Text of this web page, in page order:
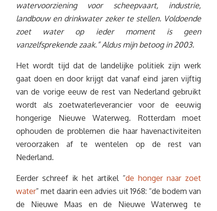
watervoorziening voor scheepvaart, industrie,
landbouw en drinkwater zeker te stellen. Voldoende
zoet water op ieder moment is geen
vanzelfsprekende zaak.” Aldus mijn betoog in 2003.
Het wordt tijd dat de landelijke politiek zijn werk
gaat doen en door krijgt dat vanaf eind jaren vijftig
van de vorige eeuw de rest van Nederland gebruikt
wordt als zoetwaterleverancier voor de eeuwig
hongerige Nieuwe Waterweg. Rotterdam moet
ophouden de problemen die haar havenactiviteiten
veroorzaken af te wentelen op de rest van
Nederland.
Eerder schreef ik het artikel “de honger naar zoet
water” met daarin een advies uit 1968: “de bodem van
de Nieuwe Maas en de Nieuwe Waterweg te